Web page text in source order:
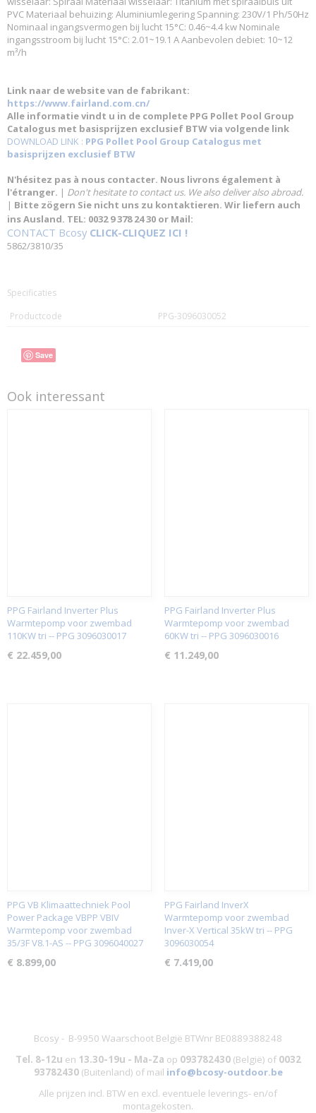
PVC Materiaal behuizing: Aluminiumlegering Spanning: 230V/1 Ph/50Hz
Nominaal ingangsvermogen bij lucht 15°C: 0.46~4.4 kw Nominale
ingangsstroom bij lucht 15°C: 2.01~19.1 A Aanbevolen debiet: 10~12
m³/h
Link naar de website van de fabrikant:
https://www.fairland.com.cn/
Alle informatie vindt u in de complete PPG Pollet Pool Group
Catalogus met basisprijzen exclusief BTW via volgende link
DOWNLOAD LINK : PPG Pollet Pool Group Catalogus met
basisprijzen exclusief BTW
N'hésitez pas à nous contacter. Nous livrons également à
l'étranger. | Don't hesitate to contact us. We also deliver also abroad.
| Bitte zögern Sie nicht uns zu kontaktieren. Wir liefern auch
ins Ausland. TEL: 0032 9 378 24 30 or Mail:
CONTACT Bcosy CLICK-CLIQUEZ ICI !
5862/3810/35
Specificaties
Productcode
PPG-3096030052
Save
Ook interessant
PPG Fairland Inverter Plus
Warmtepomp voor zwembad
110KW tri -- PPG 3096030017
€ 22.459,00
PPG Fairland Inverter Plus
Warmtepomp voor zwembad
60KW tri -- PPG 3096030016
€ 11.249,00
PPG VB Klimaattechniek Pool
Power Package VBPP VBIV
Warmtepomp voor zwembad
35/3F V8.1-AS -- PPG 3096040027
€ 8.899,00
PPG Fairland InverX
Warmtepomp voor zwembad
Inver-X Vertical 35kW tri -- PPG
3096030054
€ 7.419,00
Bcosy - B-9950 Waarschoot België BTWnr BE0889388248
Tel. 8-12u en 13.30-19u - Ma-Za op 093782430(België) of 0032
93782430(Buitenland) of mail info@bcosy-outdoor.be
Alle prijzen incl. BTW en excl. eventuele leverings- en/of
montagekosten.